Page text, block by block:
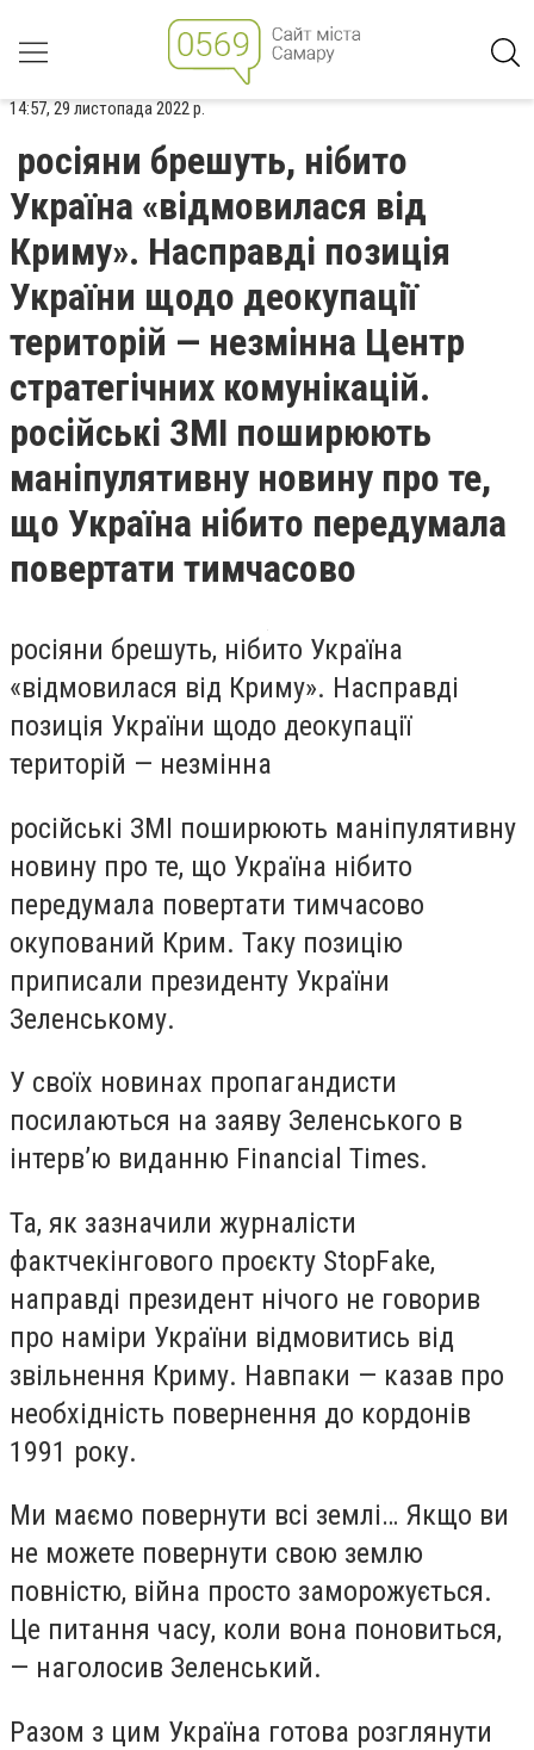
14:57, 29 листопада 2022 р.
росіяни брешуть, нібито
Україна «відмовилася від
Криму». Насправді позиція
України щодо деокупації
територій — незмінна Центр
стратегічних комунікацій.
російські ЗМІ поширюють
маніпулятивну новину про те,
що Україна нібито передумала
повертати тимчасово
росіяни брешуть, нібито Україна
«відмовилася від Криму». Насправді
позиція України щодо деокупації
територій — незмінна
російські ЗМІ поширюють маніпулятивну
новину про те, що Україна нібито
передумала повертати тимчасово
окупований Крим. Таку позицію
приписали президенту України
Зеленському.
У своїх новинах пропагандисти
посилаються на заяву Зеленського в
інтерв’ю виданню Financial Times.
Та, як зазначили журналісти
фактчекінгового проєкту StopFake,
направді президент нічого не говорив
про наміри України відмовитись від
звільнення Криму. Навпаки — казав про
необхідність повернення до кордонів
1991 року.
Ми маємо повернути всі землі… Якщо ви
не можете повернути свою землю
повністю, війна просто заморожується.
Це питання часу, коли вона поновиться,
— наголосив Зеленський.
Разом з цим Україна готова розглянути